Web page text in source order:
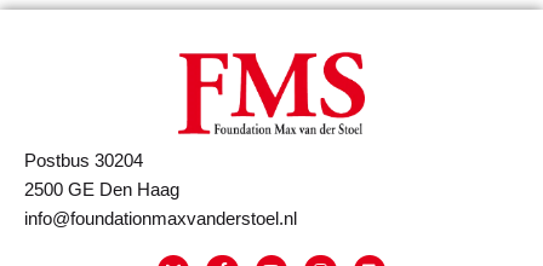
Postbus 30204
2500 GE Den Haag
info@foundationmaxvanderstoel.nl